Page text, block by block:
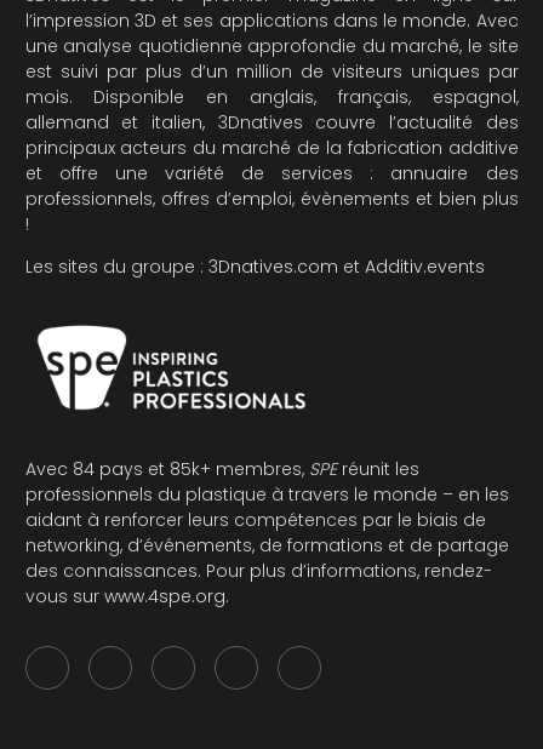
l’impression 3D et ses applications dans le monde. Avec
une analyse quotidienne approfondie du marché, le site
est suivi par plus d’un million de visiteurs uniques par
mois. Disponible en anglais, français, espagnol,
allemand et italien, 3Dnatives couvre l’actualité des
principaux acteurs du marché de la fabrication additive
et offre une variété de services : annuaire des
professionnels, offres d’emploi, évènements et bien plus
!
Les sites du groupe : 3Dnatives.com et Additiv.events
Avec 84 pays et 85k+ membres, SPEréunit les
professionnels du plastique à travers le monde – en les
aidant à renforcer leurs compétences par le biais de
networking, d’événements, de formations et de partage
des connaissances. Pour plus d’informations, rendez-
vous sur www.4spe.org.